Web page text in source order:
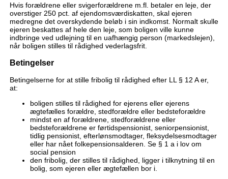
Hvis forældrene eller svigerforældrene m.fl. betaler en leje, der
overstiger 250 pct. af ejendomsværdiskatten, skal ejeren
medregne det overskydende beløb i sin indkomst. Normalt skulle
ejeren beskattes af hele den leje, som boligen ville kunne
indbringe ved udlejning til en uafhængig person (markedslejen),
når boligen stilles til rådighed vederlagsfrit.
Betingelser
Betingelserne for at stille fribolig til rådighed efter LL § 12 A er,
at:
boligen stilles til rådighed for ejerens eller ejerens
ægtefælles forældre, stedforældre eller bedsteforældre
mindst en af forældrene, stedforældrene eller
bedsteforældrene er førtidspensionist, seniorpensionist,
tidlig pensionist, efterlønsmodtager, fleksydelsesmodtager
eller har nået folkepensionsalderen. Se § 1 a i lov om
social pension
den fribolig, der stilles til rådighed, ligger i tilknytning til en
bolig, som ejeren eller ægtefællen bor i.